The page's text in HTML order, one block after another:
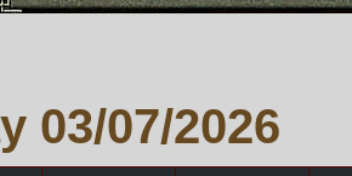
03/07/2026